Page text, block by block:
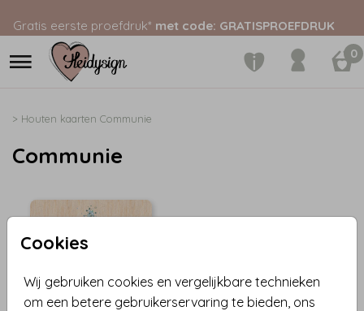
Gratis eerste proefdruk* met code: GRATISPROEFDRUK
0
Cookies
Wij gebruiken cookies en vergelijkbare technieken
om een betere gebruikerservaring te bieden, ons
> Houten kaarten Communie
Communie